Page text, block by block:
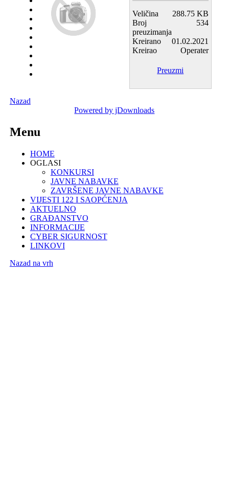
Veličina
288.75 KB
Broj
preuzimanja
534
Kreirano
01.02.2021
Kreirao
Operater
Preuzmi
Nazad
Powered by jDownloads
Menu
HOME
OGLASI
KONKURSI
JAVNE NABAVKE
ZAVRŠENE JAVNE NABAVKE
VIJESTI 122 I SAOPĆENJA
AKTUELNO
GRAĐANSTVO
INFORMACIJE
CYBER SIGURNOST
LINKOVI
Nazad na vrh